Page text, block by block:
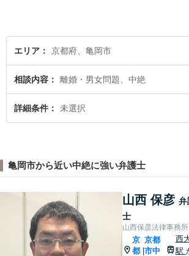
エリア 京都府、亀岡市
相談内容 離婚・男女問題、中絶
詳細条件 未選択
亀岡市から近い中絶に強い弁護士
山西 保彦 弁
士
山西保彦法律事務所
京
都 |
京都
市中
西
駅